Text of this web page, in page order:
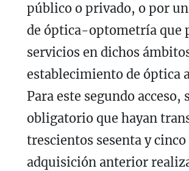
público o privado, o por
de óptica-optometría que
servicios en dichos
establecimiento de óptica
Para este segundo acceso,
obligatorio que hayan
trescientos sesenta y cinco
adquisición anterior